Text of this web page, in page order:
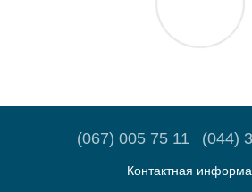
(067) 005 75 11 (044)
Контактная